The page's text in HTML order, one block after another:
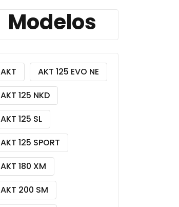
Modelos
AKT
AKT 125 EVO NE
AKT 125 NKD
AKT 125 SL
AKT 125 SPORT
AKT 180 XM
AKT 200 SM